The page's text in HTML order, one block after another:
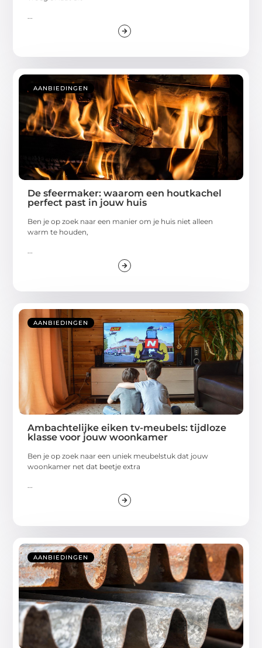
...
AANBIEDINGEN
De sfeermaker: waarom een houtkachel
perfect past in jouw huis
Ben je op zoek naar een manier om je huis niet alleen
warm te houden,
...
AANBIEDINGEN
Ambachtelijke eiken tv-meubels: tijdloze
klasse voor jouw woonkamer
Ben je op zoek naar een uniek meubelstuk dat jouw
woonkamer net dat beetje extra
...
AANBIEDINGEN